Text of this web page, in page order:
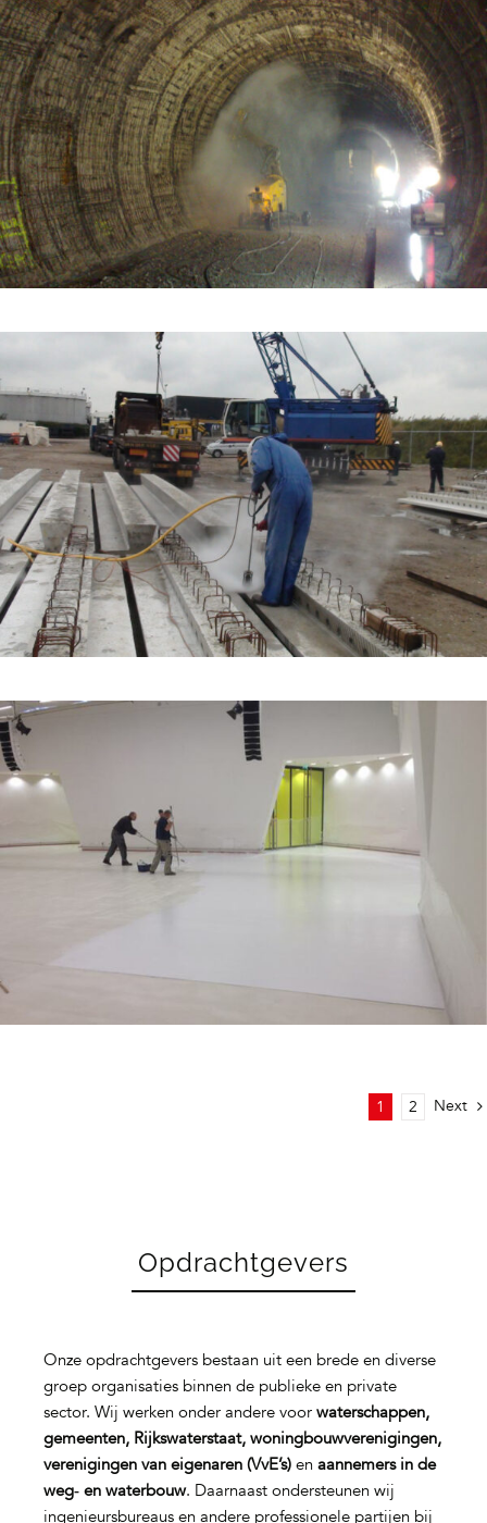
1 2 Next
Opdrachtgevers
Onze opdrachtgevers bestaan uit een brede en diverse
groep organisaties binnen de publieke en private
sector. Wij werken onder andere voor waterschappen,
gemeenten, Rijkswaterstaat, woningbouwverenigingen,
verenigingen van eigenaren (VvE’s)en aannemers in de
weg‑ en waterbouw. Daarnaast ondersteunen wij
ingenieursbureaus en andere professionele partijen bij